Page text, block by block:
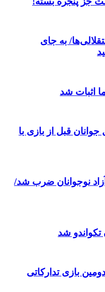
به جای
اثبات شد
قبل از بازی با
نوجوانان ضرب شد/
تکواندو شد
بازی تدارکاتی